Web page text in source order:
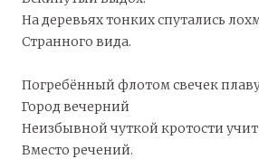
На деревьях тонких спутались
Странного вида.
Погребённый флотом свечек
Город вечерний
Неизбывной чуткой кротости учит
Вместо речений.